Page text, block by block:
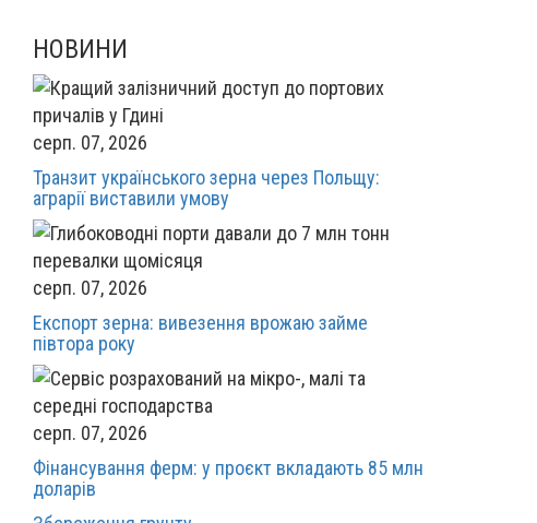
НОВИНИ
серп. 07, 2026
Транзит українського зерна через Польщу:
аграрії виставили умову
серп. 07, 2026
Експорт зерна: вивезення врожаю займе
півтора року
серп. 07, 2026
Фінансування ферм: у проєкт вкладають 85 млн
доларів